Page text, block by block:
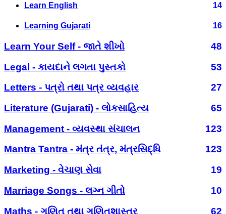
Learn English 14
Learning Gujarati 16
Learn Your Self - જાતે શીખો
48
Legal - કાયદાને લગતા પુસ્તકો
53
Letters - પત્રો તથા પત્ર વ્યવહાર
27
Literature (Gujarati) - લોકસાહિત્ય
65
Management - વ્યવસ્થા સંચાલન
123
Mantra Tantra - મંત્ર તંત્ર, મંત્રસિદ્ધિ
123
Marketing - વેચાણ સેવા
19
Marriage Songs - લગ્ન ગીતો
10
Maths - ગણિત તથા ગણિતશાસ્ત્ર
62